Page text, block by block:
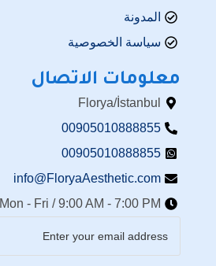
المدونة
سياسة الخصوصية
معلومات الاتصال
Florya/İstanbul
00905010888855
00905010888855
info@FloryaAesthetic.com
Mon - Fri / 9:00 AM - 7:00 PM